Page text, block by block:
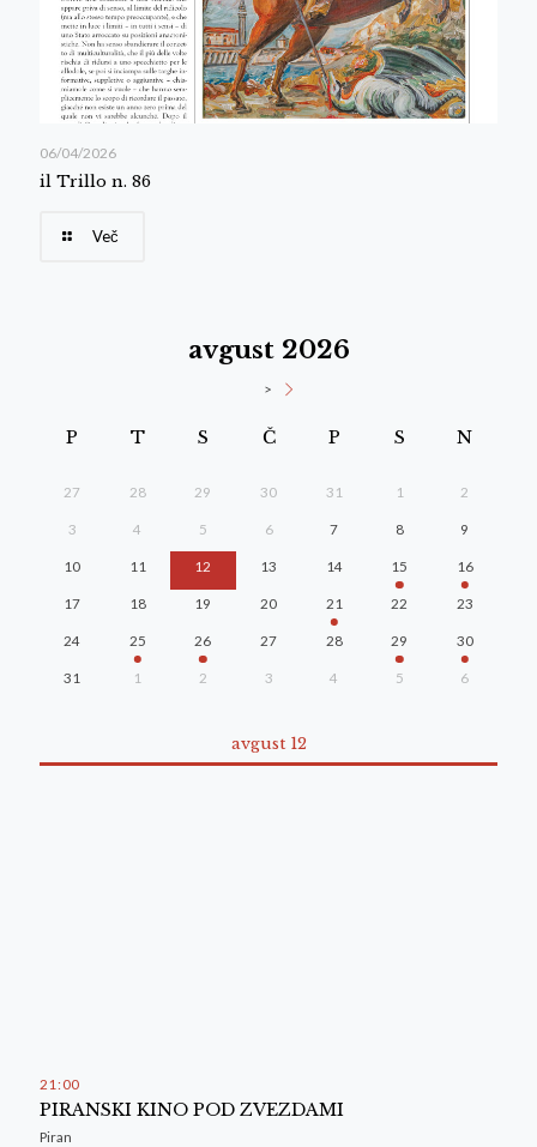
06/04/2026
il Trillo n. 86
Več
avgust 2026
>
P T S Č P S N
27 28 29 30 31 1 2
3 4 5 6 7 8 9
10 11 12 13 14 15 16
17 18 19 20 21 22 23
24 25 26 27 28 29 30
31 1 2 3 4 5 6
avgust 12
21 : 00
PIRANSKI KINO POD ZVEZDAMI
Piran